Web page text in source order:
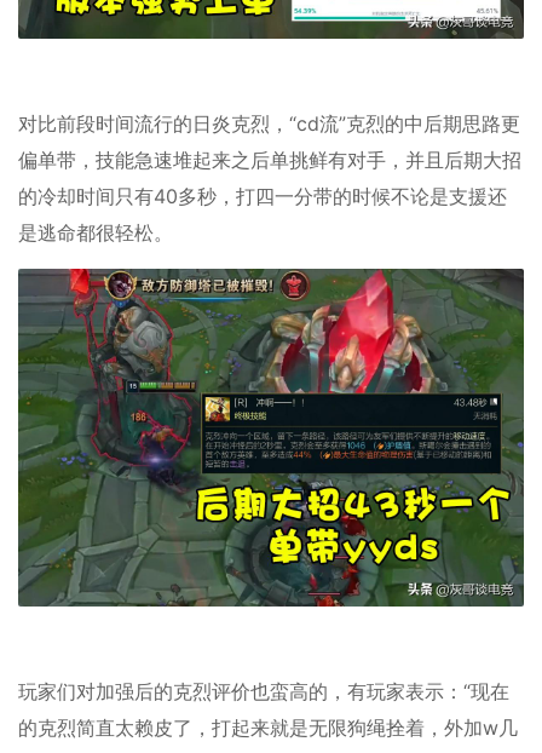
对比前段时间流行的日炎克烈，“cd流”克烈的中后期思路更
偏单带，技能急速堆起来之后单挑鲜有对手，并且后期大招
的冷却时间只有40多秒，打四一分带的时候不论是支援还
是逃命都很轻松。
玩家们对加强后的克烈评价也蛮高的，有玩家表示：“现在
的克烈简直太赖皮了，打起来就是无限狗绳拴着，外加w几